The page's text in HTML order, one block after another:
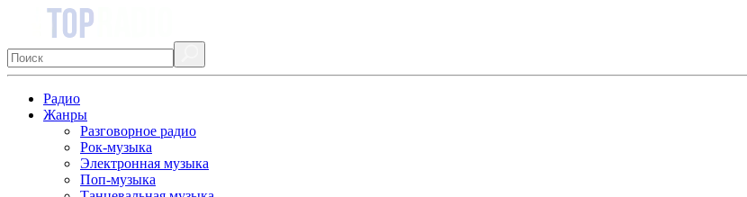
Радио
Жанры
Разговорное радио
Рок-музыка
Электронная музыка
Поп-музыка